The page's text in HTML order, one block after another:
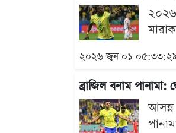
২০২৬ জুন ০১
ব্রাজিল বনাম
আসন্ন